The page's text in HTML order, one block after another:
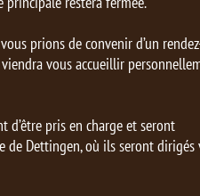
prions de convenir d’un
vous accueillir
d’être pris en charge et seront
Dettingen, où ils seront dirigés